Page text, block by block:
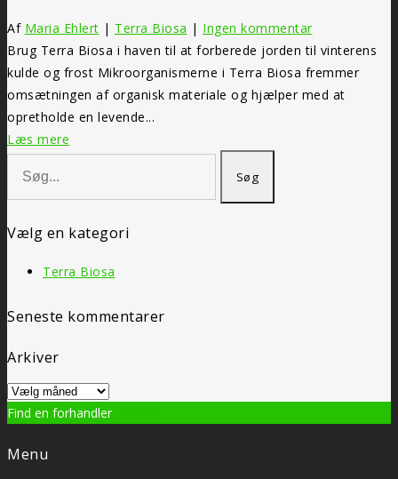
Af Maria Ehlert | Terra Biosa | Ingen kommentar
Brug Terra Biosa i haven til at forberede jorden til vinterens
kulde og frost Mikroorganismerne i Terra Biosa fremmer
omsætningen af organisk materiale og hjælper med at
opretholde en levende...
Læs mere
Vælg en kategori
Terra Biosa
Seneste kommentarer
Arkiver
Arkiver
Find en forhandler
Menu